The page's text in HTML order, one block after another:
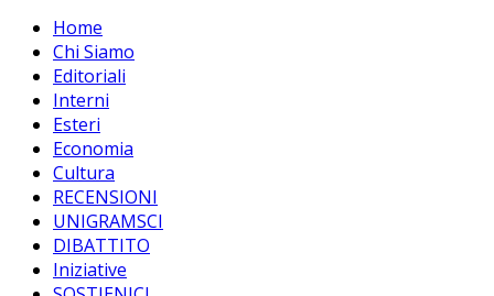
Home
Chi Siamo
Editoriali
Interni
Esteri
Economia
Cultura
RECENSIONI
UNIGRAMSCI
DIBATTITO
Iniziative